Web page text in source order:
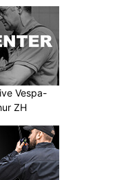
Vespa-
ZH